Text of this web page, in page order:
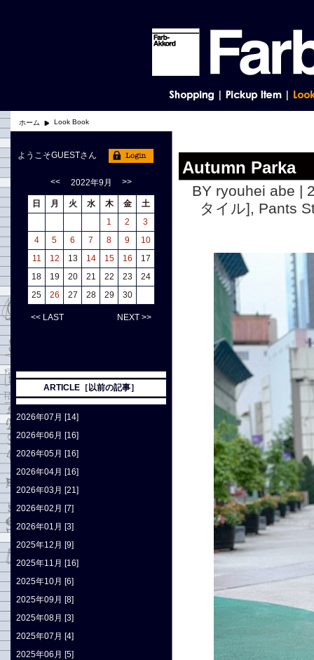
ホーム Look Book
Autumn Parka
BY ryouhei abe |
タイル], Pants
ようこそGUESTさん
<< 2022年9月 >>
日 月 火 水 木 金
土
1
2
3
4
5 6 7 8 9
10
11
12 13 14 15 16
17
18
19 20 21 22 23
24
25
26 27 28 29 30
<< LAST NEXT >>
ARTICLE［以前の記事］
2026年07月 [14]
2026年06月 [16]
2026年05月 [16]
2026年04月 [16]
2026年03月 [21]
2026年02月 [7]
2026年01月 [3]
2025年12月 [9]
2025年11月 [16]
2025年10月 [6]
2025年09月 [8]
2025年08月 [3]
2025年07月 [4]
2025年06月 [5]